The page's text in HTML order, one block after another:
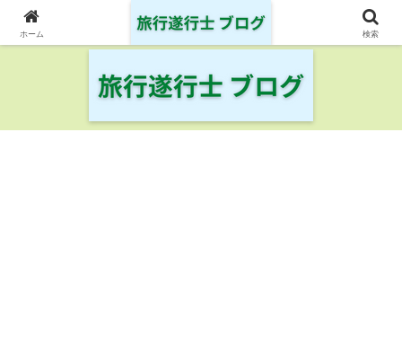
日本の鉄道・空港を制覇した旅行遂行士の旅の記録
ホーム 検索